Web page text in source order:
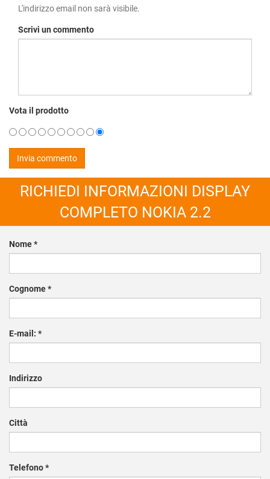
L'indirizzo email non sarà visibile.
Scrivi un commento
Vota il prodotto
RICHIEDI INFORMAZIONI DISPLAY
COMPLETO NOKIA 2.2
Nome*
Cognome*
E-mail: *
Indirizzo
Città
Telefono*